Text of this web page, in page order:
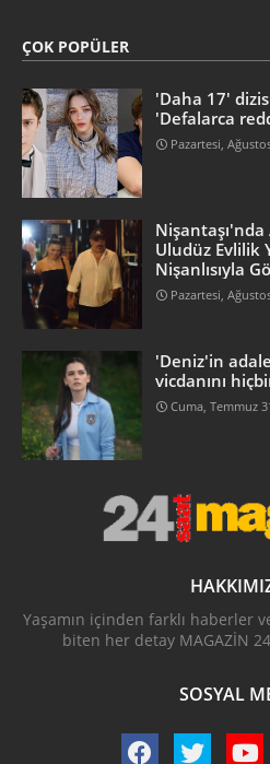
ÇOK POPÜLER
'Daha 17'
'Defalarca
Pazartesi,
Uludüz Evlilik
Nişanlısıyla
Pazartesi,
'Deniz'in
vicdanını
Cuma, Temmuz
Yaşamın içinden farklı haberler
biten her detay MAGAZİN
SOSYAL